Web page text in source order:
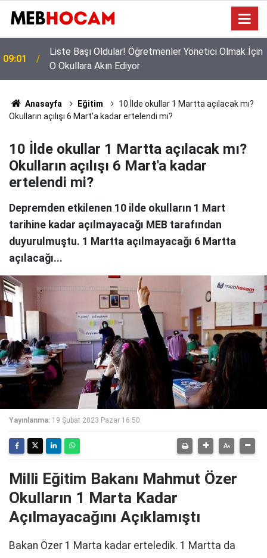
23:02
Mazeret Tayini Yapan Öğretmenler Dikkkat: Bu
Onayı Almayanların Tercihi İptal Olacak!
Anasayfa Eğitim
10 İlde okullar 1 Martta açılacak mı?
Okulların açılışı 6 Mart'a kadar ertelendi mi?
10 İlde okullar 1 Martta açılacak mı?
Okulların açılışı 6 Mart'a kadar
ertelendi mi?
Depremden etkilenen 10 ilde okulların 1 Mart
tarihine kadar açılmayacağı MEB tarafından
duyurulmuştu. 1 Martta açılmayacağı 6 Martta
açılacağı...
Yayınlanma: 19 Şubat 2023 Pazar 16:50
Milli Eğitim Bakanı Mahmut Özer
Okulların 1 Marta Kadar
Açılmayacağını Açıklamıştı
Bakan Özer 1 Marta kadar erteledik. 1 Martta da